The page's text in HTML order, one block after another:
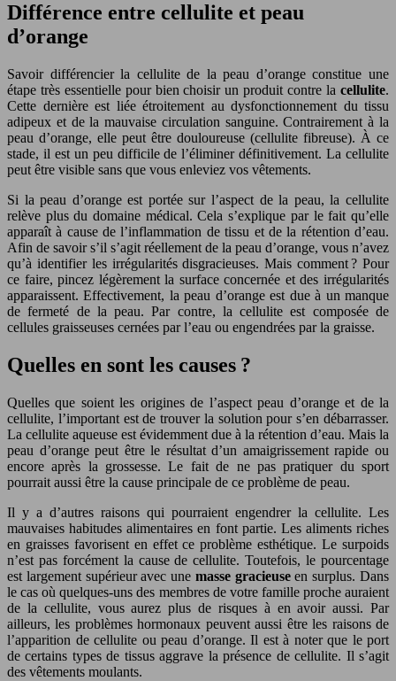
Différence entre cellulite et peau
d’orange
Savoir différencier la cellulite de la peau d’orange constitue une
étape très essentielle pour bien choisir un produit contre la cellulite.
Cette dernière est liée étroitement au dysfonctionnement du tissu
adipeux et de la mauvaise circulation sanguine. Contrairement à la
peau d’orange, elle peut être douloureuse (cellulite fibreuse). À ce
stade, il est un peu difficile de l’éliminer définitivement. La cellulite
peut être visible sans que vous enleviez vos vêtements.
Si la peau d’orange est portée sur l’aspect de la peau, la cellulite
relève plus du domaine médical. Cela s’explique par le fait qu’elle
apparaît à cause de l’inflammation de tissu et de la rétention d’eau.
Afin de savoir s’il s’agit réellement de la peau d’orange, vous n’avez
qu’à identifier les irrégularités disgracieuses. Mais comment ? Pour
ce faire, pincez légèrement la surface concernée et des irrégularités
apparaissent. Effectivement, la peau d’orange est due à un manque
de fermeté de la peau. Par contre, la cellulite est composée de
cellules graisseuses cernées par l’eau ou engendrées par la graisse.
Quelles en sont les causes ?
Quelles que soient les origines de l’aspect peau d’orange et de la
cellulite, l’important est de trouver la solution pour s’en débarrasser.
La cellulite aqueuse est évidemment due à la rétention d’eau. Mais la
peau d’orange peut être le résultat d’un amaigrissement rapide ou
encore après la grossesse. Le fait de ne pas pratiquer du sport
pourrait aussi être la cause principale de ce problème de peau.
Il y a d’autres raisons qui pourraient engendrer la cellulite. Les
mauvaises habitudes alimentaires en font partie. Les aliments riches
en graisses favorisent en effet ce problème esthétique. Le surpoids
n’est pas forcément la cause de cellulite. Toutefois, le pourcentage
est largement supérieur avec une masse gracieuseen surplus. Dans
le cas où quelques-uns des membres de votre famille proche auraient
de la cellulite, vous aurez plus de risques à en avoir aussi. Par
ailleurs, les problèmes hormonaux peuvent aussi être les raisons de
l’apparition de cellulite ou peau d’orange. Il est à noter que le port
de certains types de tissus aggrave la présence de cellulite. Il s’agit
des vêtements moulants.